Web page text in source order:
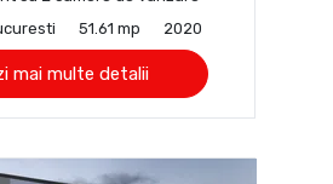
51.61 mp 2020
mai multe detalii